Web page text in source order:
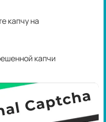
капчу на
капчи